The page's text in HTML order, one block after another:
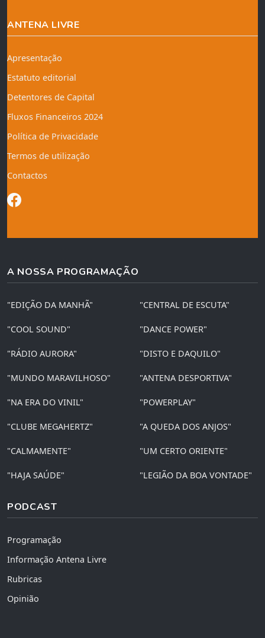
ANTENA LIVRE
Apresentação
Estatuto editorial
Detentores de Capital
Fluxos Financeiros 2024
Política de Privacidade
Termos de utilização
Contactos
A NOSSA PROGRAMAÇÃO
"EDIÇÃO DA MANHÃ" "CENTRAL DE ESCUTA"
"COOL SOUND" "DANCE POWER"
"RÁDIO AURORA" "DISTO E DAQUILO"
"MUNDO MARAVILHOSO" "ANTENA DESPORTIVA"
"NA ERA DO VINIL" "POWERPLAY"
"CLUBE MEGAHERTZ" "A QUEDA DOS ANJOS"
"CALMAMENTE" "UM CERTO ORIENTE"
"HAJA SAÚDE" "LEGIÃO DA BOA VONTADE"
PODCAST
Programação
Informação Antena Livre
Rubricas
Opinião